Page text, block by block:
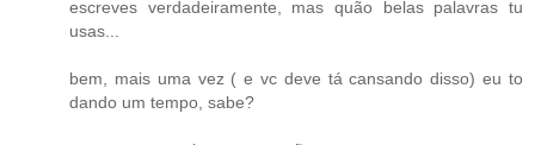
escreves verdadeiramente, mas quão belas palavras tu
usas...
bem, mais uma vez ( e vc deve tá cansando disso) eu to
dando um tempo, sabe?